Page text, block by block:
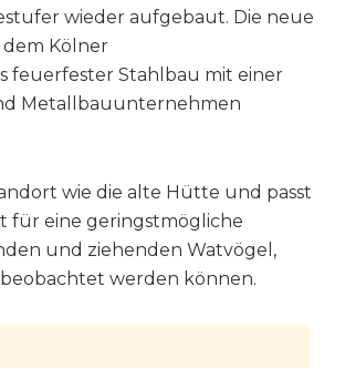
wieder aufgebaut. Die neue
Kölner
feuerfester Stahlbau mit einer
Metallbauunternehmen
wie die alte Hütte und passt
für eine geringstmögliche
und ziehenden Watvögel,
werden können.